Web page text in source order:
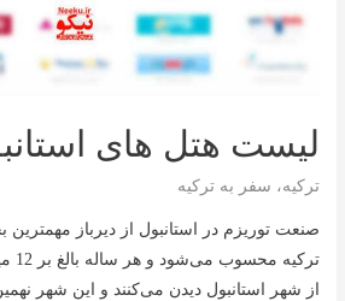
لیست هتل های
ترکیه، سفر به ترکیه
صنعت توریزم در استانبول از دیرباز
از شهر استانبول دیدن می‌کنند و این شهر